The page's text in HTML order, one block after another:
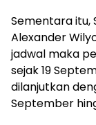
Sementara itu,
Alexander
jadwal maka
sejak 19
dilanjutkan
September